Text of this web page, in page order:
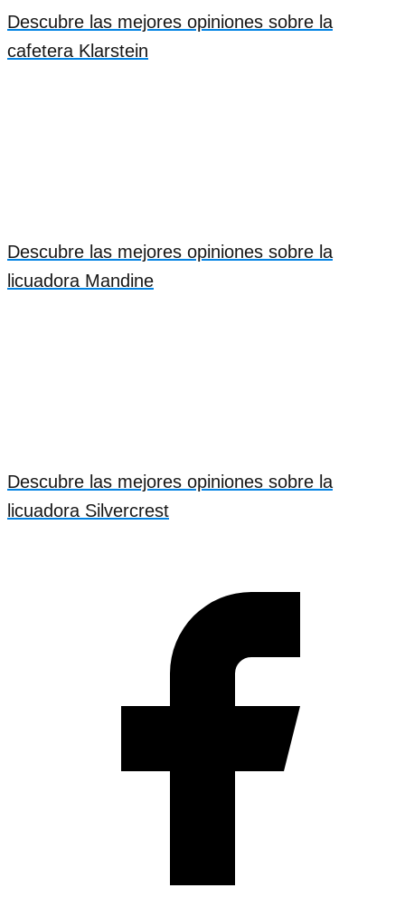
Descubre las mejores opiniones sobre la
cafetera Klarstein
Descubre las mejores opiniones sobre la
licuadora Mandine
Descubre las mejores opiniones sobre la
licuadora Silvercrest